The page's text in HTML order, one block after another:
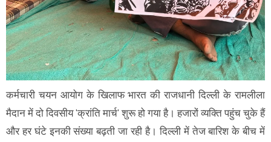
कर्मचारी चयन आयोग के खिलाफ भारत की राजधानी दिल्ली के रामलीला
मैदान में दो दिवसीय 'क्रांति मार्च' शुरू हो गया है। हजारों व्यक्ति पहुंच चुके हैं
और हर घंटे इनकी संख्या बढ़ती जा रही है। दिल्ली में तेज बारिश के बीच में